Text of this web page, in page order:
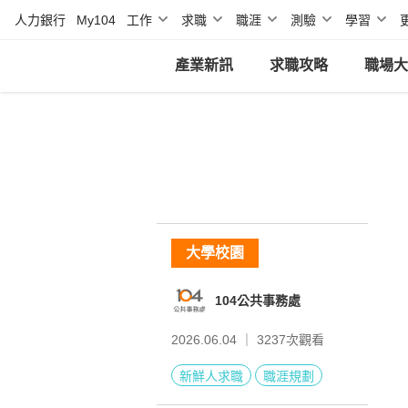
人力銀行 My104 工作 求職 職涯 測驗 學習
產業新訊 求職攻略 職場
大學校園
104公共事務處
2026.06.04 ｜ 3237次觀看
新鮮人求職 職涯規劃